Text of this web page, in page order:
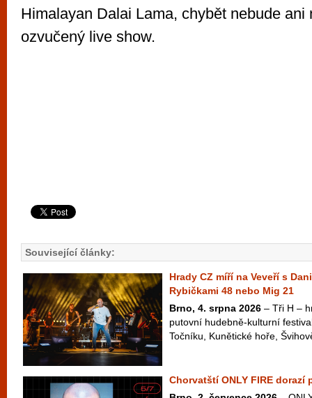
Himalayan Dalai Lama, chybět nebude ani
ozvučený live show.
Související články:
Hrady CZ míří na Veveří s
Rybičkami 48 nebo Mig 21
Brno, 4. srpna 2026 – Tři H –
putovní hudebně-kulturní
Točníku, Kunětické hoře,
Chorvatští ONLY FIRE dorazí